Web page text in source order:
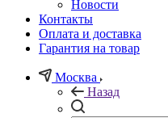
Новости
Контакты
Оплата и доставка
Гарантия на товар
Москва
Назад